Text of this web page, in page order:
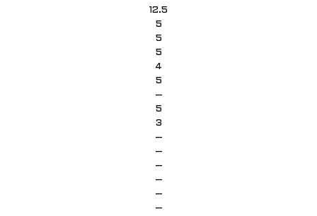
12.5
5
5
5
4
5
–
5
3
–
–
–
–
–
–